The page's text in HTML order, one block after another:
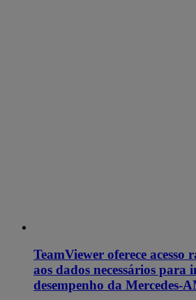
TeamViewer oferece acesso
aos dados necessários para
desempenho da Mercedes-